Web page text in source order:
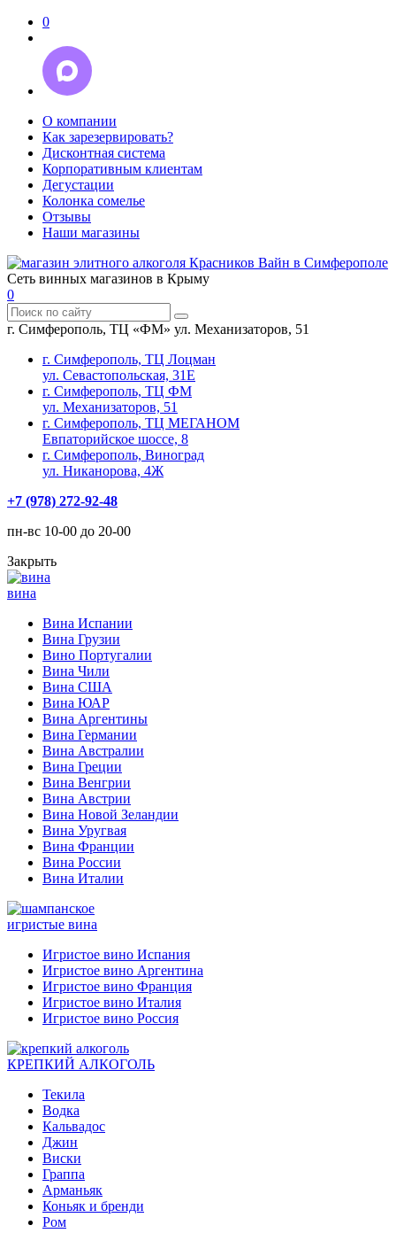
0
О компании
Как зарезервировать?
Дисконтная система
Корпоративным клиентам
Дегустации
Колонка сомелье
Отзывы
Наши магазины
Сеть винных магазинов в Крыму
0
г. Симферополь, ТЦ «ФМ» ул. Механизаторов, 51
г. Симферополь, ТЦ Лоцман
ул. Севастопольская, 31Е
г. Симферополь, ТЦ ФМ
ул. Механизаторов, 51
г. Симферополь, ТЦ МЕГАНОМ
Евпаторийское шоссе, 8
г. Симферополь, Виноград
ул. Никанорова, 4Ж
+7 (978) 272-92-48
пн-вс 10-00 до 20-00
Закрыть
вина
Вина Испании
Вина Грузии
Вино Португалии
Вина Чили
Вина США
Вина ЮАР
Вина Аргентины
Вина Германии
Вина Австралии
Вина Греции
Вина Венгрии
Вина Австрии
Вина Новой Зеландии
Вина Уругвая
Вина Франции
Вина России
Вина Италии
игристые вина
Игристое вино Испания
Игристое вино Аргентина
Игристое вино Франция
Игристое вино Италия
Игристое вино Россия
КРЕПКИЙ АЛКОГОЛЬ
Текила
Водка
Кальвадос
Джин
Виски
Граппа
Арманьяк
Коньяк и бренди
Ром